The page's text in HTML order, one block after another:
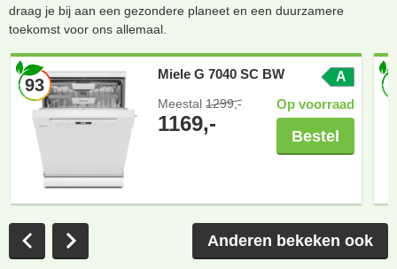
draag je bij aan een gezondere planeet en een duurzamere
toekomst voor ons allemaal.
93
Miele G 7040 SC BW A
Meestal 1299,-
1169,-
Op voorraad
Bestel
Anderen bekeken ook